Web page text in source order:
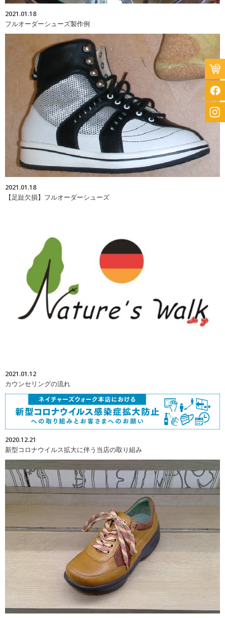
2021.01.18
フルオーダーシューズ製作例
2021.01.18
【足趾欠損】フルオーダーシューズ
2021.01.12
カウンセリングの流れ
2020.12.21
新型コロナウイルス拡大に伴う当店の取り組み